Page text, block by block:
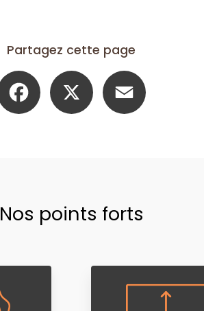
Partagez cette page
Facebook
Nos points forts